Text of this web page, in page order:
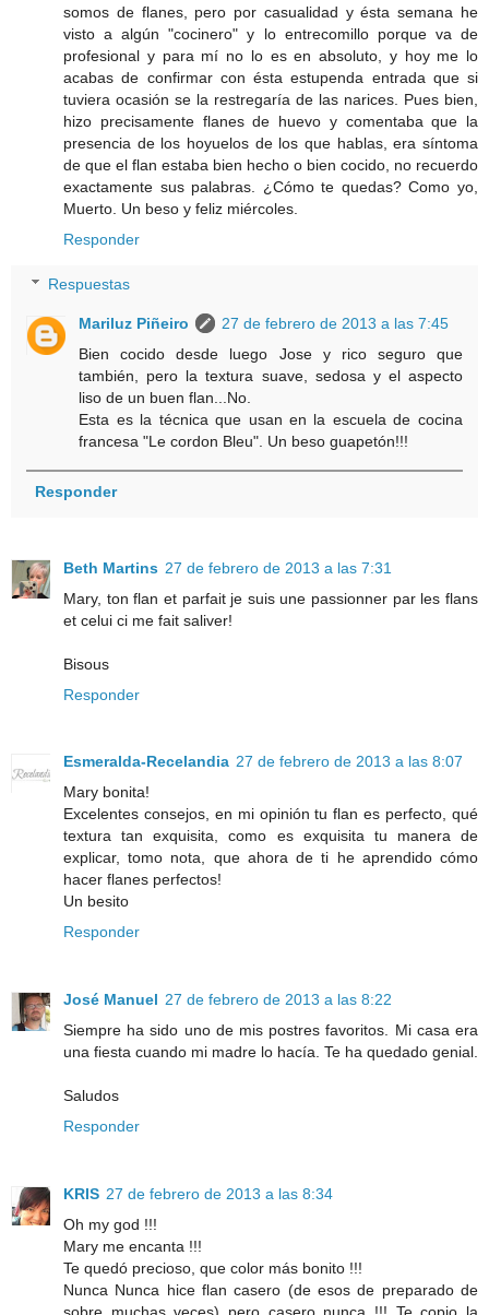
somos de flanes, pero por casualidad y ésta semana he
visto a algún "cocinero" y lo entrecomillo porque va de
profesional y para mí no lo es en absoluto, y hoy me lo
acabas de confirmar con ésta estupenda entrada que si
tuviera ocasión se la restregaría de las narices. Pues bien,
hizo precisamente flanes de huevo y comentaba que la
presencia de los hoyuelos de los que hablas, era síntoma
de que el flan estaba bien hecho o bien cocido, no recuerdo
exactamente sus palabras. ¿Cómo te quedas? Como yo,
Muerto. Un beso y feliz miércoles.
Responder
Respuestas
Mariluz Piñeiro
27 de febrero de 2013 a las 7:45
Bien cocido desde luego Jose y rico seguro que
también, pero la textura suave, sedosa y el aspecto
liso de un buen flan...No.
Esta es la técnica que usan en la escuela de cocina
francesa "Le cordon Bleu". Un beso guapetón!!!
Responder
Beth Martins 27 de febrero de 2013 a las 7:31
Mary, ton flan et parfait je suis une passionner par les flans
et celui ci me fait saliver!
Bisous
Responder
Esmeralda-Recelandia 27 de febrero de 2013 a las 8:07
Mary bonita!
Excelentes consejos, en mi opinión tu flan es perfecto, qué
textura tan exquisita, como es exquisita tu manera de
explicar, tomo nota, que ahora de ti he aprendido cómo
hacer flanes perfectos!
Un besito
Responder
José Manuel 27 de febrero de 2013 a las 8:22
Siempre ha sido uno de mis postres favoritos. Mi casa era
una fiesta cuando mi madre lo hacía. Te ha quedado genial.
Saludos
Responder
KRIS 27 de febrero de 2013 a las 8:34
Oh my god !!!
Mary me encanta !!!
Te quedó precioso, que color más bonito !!!
Nunca Nunca hice flan casero (de esos de preparado de